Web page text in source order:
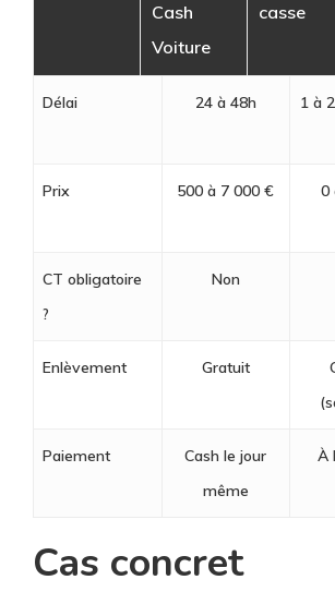
Cash
Voiture
casse
Délai 24 à 48h 1 à
Prix 500 à 7 000 € 0
CT obligatoire
?
Non
Enlèvement Gratuit
Paiement
Cash le jour
même
À
Cas concret